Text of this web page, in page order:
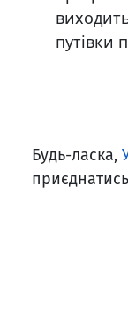
путівки
Будь-ласка,